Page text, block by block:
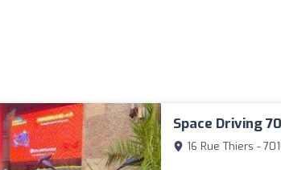
Space Driving 70
16 Rue Thiers -